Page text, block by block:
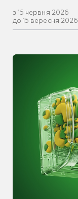
з 15 червня 2026
до 15 вересня 2026